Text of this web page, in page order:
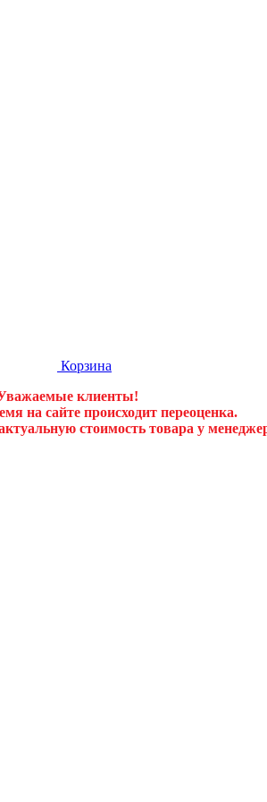
Корзина
клиенты!
на сайте происходит переоценка.
стоимость товара у